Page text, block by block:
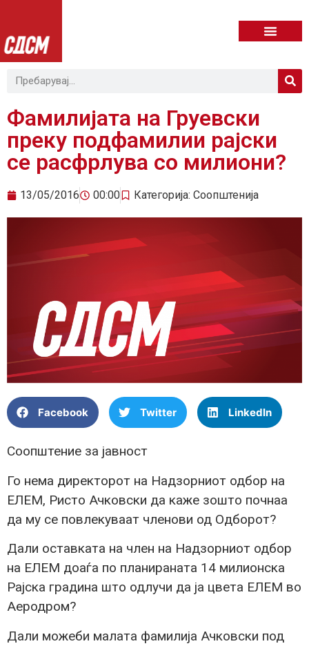
Фамилијата на Груевски
преку подфамилии рајски
се расфрлува со милиони?
13/05/2016 00:00 Категорија: Соопштенија
Facebook Twitter LinkedIn
Соопштение за јавност
Го нема директорот на Надзорниот одбор нa
ЕЛЕМ, Ристо Ачковски да каже зошто почнаа
да му се повлекуваат членови од Одборот?
Дали оставката на член на Надзорниот одбор
на ЕЛЕМ доаѓа по планираната 14 милионска
Рајска градина што одлучи да ја цвета ЕЛЕМ во
Аеродром?
Дали можеби малата фамилија Ачковски под